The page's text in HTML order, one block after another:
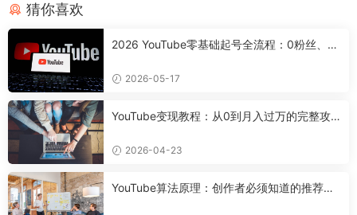
猜你喜欢
2026 YouTube零基础起号全流程：0粉丝、0
2026-05-17
YouTube变现教程：从0到月入过万的完整攻
2026-04-23
YouTube算法原理：创作者必须知道的推荐机